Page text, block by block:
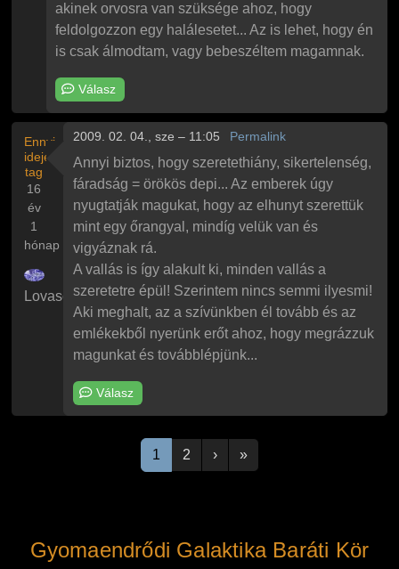
akinek orvosra van szüksége ahoz, hogy
feldolgozzon egy halálesetet... Az is lehet, hogy én
is csak álmodtam, vagy bebeszéltem magamnak.
Válasz
Ennyi
ideje
tag
16
év
1
hónap
Lovascsajszi
2009. 02. 04., sze – 11:05 Permalink
Annyi biztos, hogy szeretethiány, sikertelenség,
fáradság = örökös depi... Az emberek úgy
nyugtatják magukat, hogy az elhunyt szerettük
mint egy őrangyal, mindíg velük van és
vigyáznak rá.
A vallás is így alakult ki, minden vallás a
szeretetre épül! Szerintem nincs semmi ilyesmi!
Aki meghalt, az a szívünkben él tovább és az
emlékekből nyerünk erőt ahoz, hogy megrázzuk
magunkat és továbblépjünk...
Válasz
1
2 ›Következő oldal
»Utolsó oldal
Gyomaendrődi Galaktika Baráti Kör